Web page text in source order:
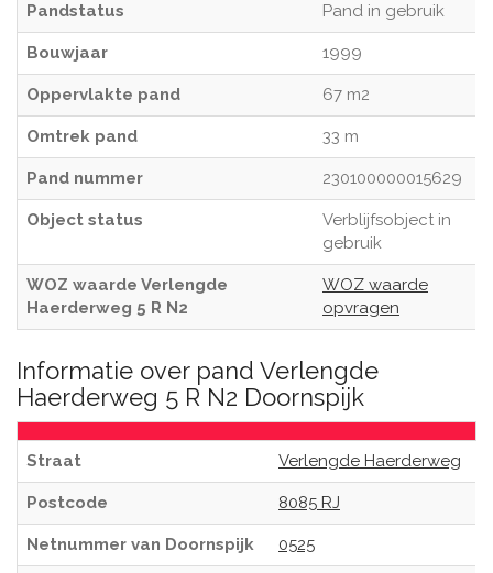
Pandstatus Pand in gebruik
Bouwjaar 1999
Oppervlakte pand 67 m2
Omtrek pand 33 m
Pand nummer 230100000015629
Object status
Verblijfsobject in
gebruik
WOZ waarde Verlengde
Haerderweg 5 R N2
WOZ waarde
opvragen
Informatie over pand Verlengde
Haerderweg 5 R N2 Doornspijk
Straat Verlengde Haerderweg
Postcode 8085 RJ
Netnummer van Doornspijk 0525